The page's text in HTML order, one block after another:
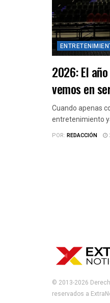
2026: El
vemos en
Cuando apenas
entretenimiento
POR: REDACCIÓN
© 2013-2026
reservados a